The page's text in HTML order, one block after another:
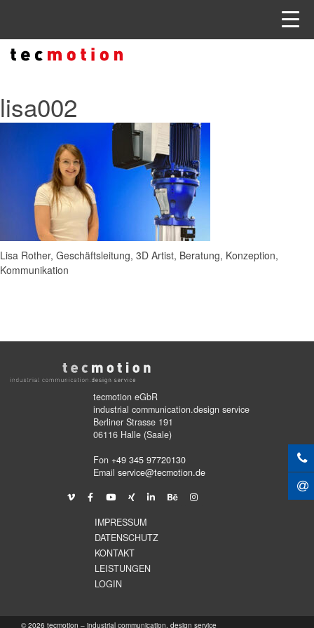
lisa002
Lisa Rother, Geschäftsleitung, 3D Artist, Beratung, Konzeption,
Kommunikation
tecmotion eGbR
industrial communication.design service
Berliner Strasse 191
06116 Halle (Saale)
Fon +49 345 97720130
Email service@tecmotion.de
IMPRESSUM
DATENSCHUTZ
KONTAKT
LEISTUNGEN
LOGIN
© 2026 tecmotion – industrial communication. design service